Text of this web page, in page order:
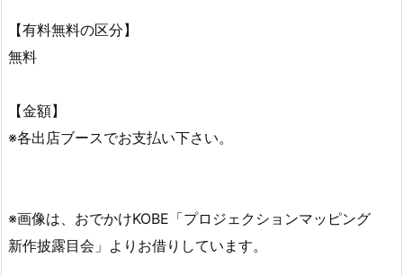
【有料無料の区分】
無料
【金額】
※各出店ブースでお支払い下さい。
※画像は、おでかけKOBE「プロジェクションマッピング
新作披露目会」よりお借りしています。